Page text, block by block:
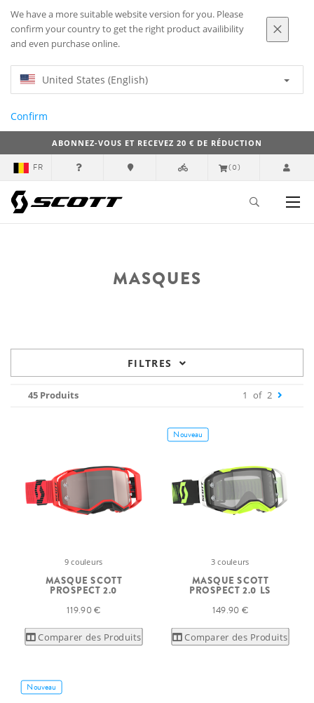
We have a more suitable website version for you. Please
confirm your country to get the right product availibility
and even purchase online.
United States (English)
Confirm
ABONNEZ-VOUS ET RECEVEZ 20 € DE RÉDUCTION
FR (0)
MASQUES
FILTRES
45 Produits 1 of 2
9 couleurs
MASQUE SCOTT
PROSPECT 2.0
119.90 €
Comparer des Produits
Nouveau
3 couleurs
MASQUE SCOTT
PROSPECT 2.0 LS
149.90 €
Comparer des Produits
Nouveau